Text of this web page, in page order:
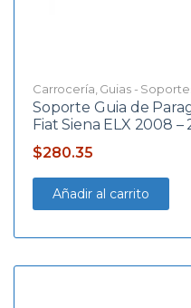
Carrocería Guias -
Soporte Guia de
Fiat Siena ELX 2008 –
$280.35
Añadir al carrito